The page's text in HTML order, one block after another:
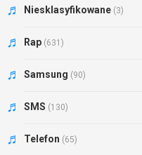
Niesklasyfikowane (3)
Rap (631)
Samsung (90)
SMS (130)
Telefon (65)